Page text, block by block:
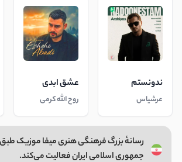
ندونستم
عرشیاس
عشق ابدی
روح الله کرمی
رسانهٔ بزرگ فرهنگی هنری میفا موزیک
جمهوری اسلامی ایران فعالیت می‌کند.